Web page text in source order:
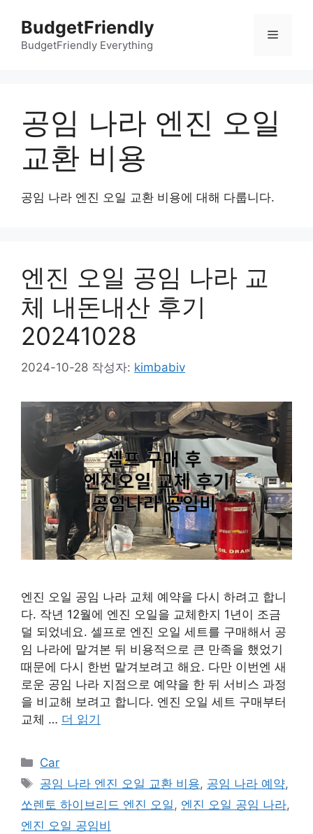
BudgetFriendly
BudgetFriendly Everything
메
공임 나라 엔진 오일
교환 비용
공임 나라 엔진 오일 교환 비용에 대해 다룹니다.
엔진 오일 공임 나라 교
체 내돈내산 후기
20241028
2024-10-28 작성자: kimbabiv
엔진 오일 공임 나라 교체 예약을 다시 하려고 합니
다. 작년 12월에 엔진 오일을 교체한지 1년이 조금
덜 되었네요. 셀프로 엔진 오일 세트를 구매해서 공
임 나라에 맡겨본 뒤 비용적으로 큰 만족을 했었기
때문에 다시 한번 맡겨보려고 해요. 다만 이번엔 새
로운 공임 나라 지점으로 예약을 한 뒤 서비스 과정
을 비교해 보려고 합니다. 엔진 오일 세트 구매부터
교체 … 더 읽기
카
테
리
Car
태
그
공임 나라 엔진 오일 교환 비용, 공임 나라 예약,
쏘렌토 하이브리드 엔진 오일, 엔진 오일 공임 나라,
엔진 오일 공임비